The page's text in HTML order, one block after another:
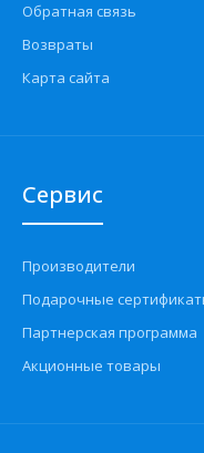
Обратная связь
Возвраты
Карта сайта
Сервис
Производители
Подарочные
Партнерская программа
Акционные товары